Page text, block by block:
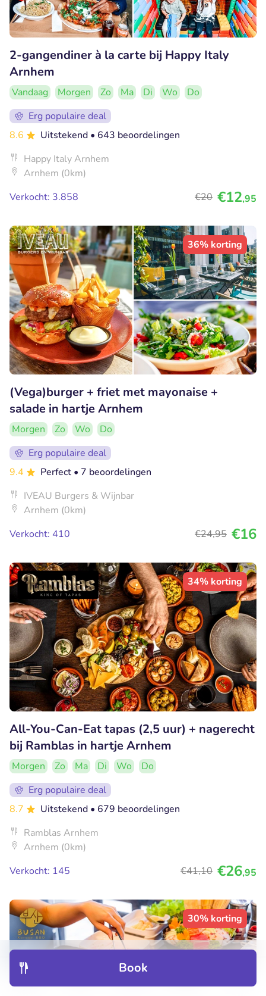
Book
2-gangendiner à la carte bij Happy Italy
Arnhem
Vandaag Morgen Zo Ma Di Wo
Do
Erg populaire deal
8.6
Uitstekend • 643 beoordelingen
Happy Italy Arnhem
Arnhem (0km)
Verkocht: 3.858
€20 €12,95
36% korting
(Vega)burger + friet met mayonaise +
salade in hartje Arnhem
Morgen Zo Wo
Do
Erg populaire deal
9.4
Perfect • 7 beoordelingen
IVEAU Burgers & Wijnbar
Arnhem (0km)
Verkocht: 410
€24,95 €16
34% korting
All-You-Can-Eat tapas (2,5 uur) + nagerecht
bij Ramblas in hartje Arnhem
Morgen Zo Ma Di Wo
Do
Erg populaire deal
8.7
Uitstekend • 679 beoordelingen
Ramblas Arnhem
Arnhem (0km)
Verkocht: 145
€41,10 €26,95
30% korting